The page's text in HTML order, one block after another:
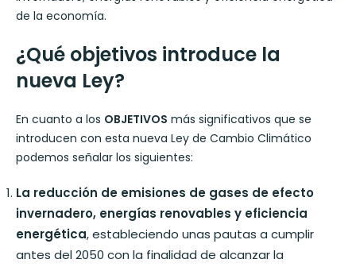
de la economía.
¿Qué objetivos introduce la
nueva Ley?
En cuanto a los OBJETIVOS más significativos que se
introducen con esta nueva Ley de Cambio Climático
podemos señalar los siguientes:
La reducción de emisiones de gases de efecto
invernadero, energías renovables y eficiencia
energética, estableciendo unas pautas a cumplir
antes del 2050 con la finalidad de alcanzar la